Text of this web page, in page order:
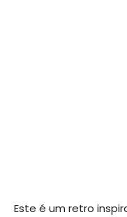
Este é um retro